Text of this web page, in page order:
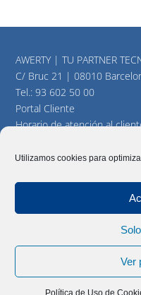
Utilizamos cookies para
Ver
Política de Uso de
AWERTY | TU PARTNER
C/ Bruc 21 | 08010
Tel.:93 602 50 00
Portal Cliente
Horario de atención al
AWERTY Servicios
Aviso Legal